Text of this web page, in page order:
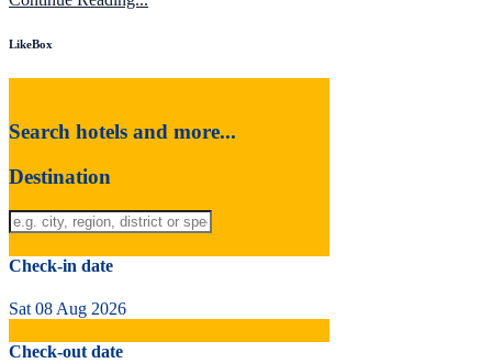
LikeBox
Search hotels and more...
Destination
Check-in date
Sat 08 Aug 2026
Check-out date